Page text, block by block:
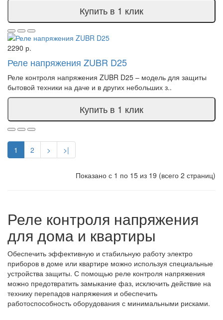
Купить в 1 клик
2290 р.
Реле напряжения ZUBR D25
Реле контроля напряжения ZUBR D25 – модель для защиты
бытовой техники на даче и в других небольших з..
Купить в 1 клик
1 2 > >|
Показано с 1 по 15 из 19 (всего 2 страниц)
Реле контроля напряжения
для дома и квартиры
Обеспечить эффективную и стабильную работу электро
приборов в доме или квартире можно используя специальные
устройства защиты. С помощью реле контроля напряжения
можно предотвратить замыкание фаз, исключить действие на
технику перепадов напряжения и обеспечить
работоспособность оборудования с минимальными рисками.